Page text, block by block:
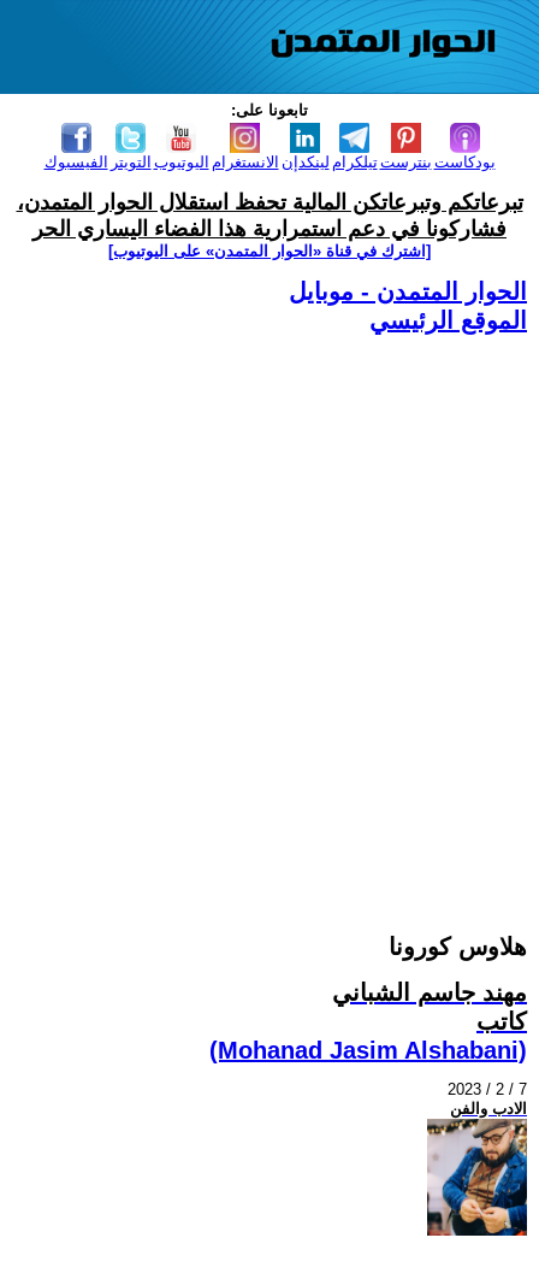
تابعونا على:
الفيسبوك التويتر اليوتيوب الانستغرام لينكدإن تيلكرامبنترست بودكاست
تبرعاتكم وتبرعاتكن المالية تحفظ استقلال الحوار المتمدن،
فشاركونا في دعم استمرارية هذا الفضاء اليساري الحر
[اشترك في قناة ‫«الحوار المتمدن» على اليوتيوب]
الحوار المتمدن - موبايل
الموقع الرئيسي
هلاوس كورونا
مهند جاسم الشباني
كاتب
(Mohanad Jasim Alshabani)
2023 / 2 / 7
الادب والفن